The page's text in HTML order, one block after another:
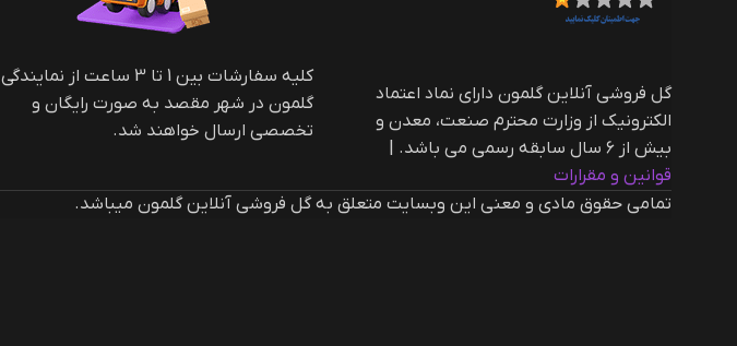
گل فروشی آنلاین گلمون دارای نماد اعتماد
الکترونیک از وزارت محترم صنعت، معدن و
بیش از ۶ سال سابقه رسمی می باشد. |‌
قوانین و مقرارات
کلیه سفارشات بین 1 تا 3 ساعت از نمایندگی
گلمون در شهر مقصد به صورت رایگان و
تخصصی ارسال خواهند شد.
تمامی حقوق مادی و معنی این وبسایت متعلق به گل فروشی آنلاین گلمون میباشد.